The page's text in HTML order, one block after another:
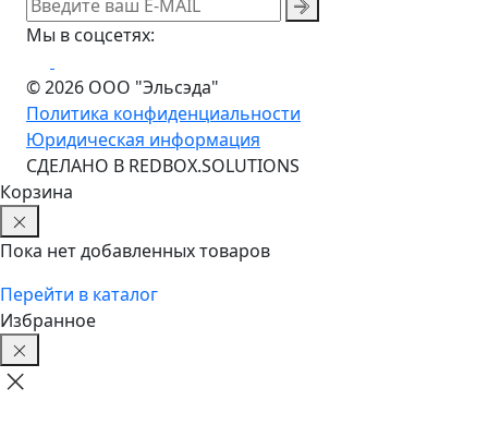
Мы в соцсетях:
© 2026 ООО "Эльсэда"
Политика конфиденциальности
Юридическая информация
CДЕЛАНО В REDBOX.SOLUTIONS
Корзина
Пока нет добавленных товаров
Перейти в каталог
Избранное